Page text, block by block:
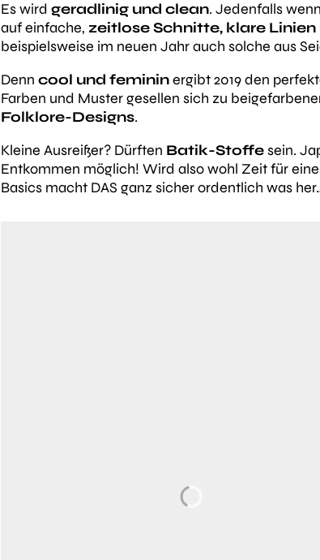
Es wird geradlinig und clean. Jedenfalls
auf einfache, zeitlose Schnitte, klare
beispielsweise im neuen Jahr auch solche aus
Denn cool und femininergibt 2019 den
Farben und Muster gesellen sich zu
Folklore-Designs.
Kleine Ausreißer? Dürften Batik-Stoffesein.
Entkommen möglich! Wird also wohl Zeit für
Basics macht DAS ganz sicher ordentlich was